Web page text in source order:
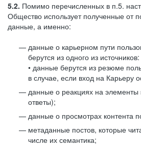
5.2. Помимо перечисленных в п.5.
Общество использует полученные от
данные, а именно:
данные о карьерном пути
берутся из одного из источников:
• данные берутся из резюме
в случае, если вход на Карьеру
данные о реакциях на элементы
ответы);
данные о просмотрах контента
метаданные постов, которые
числе их семантика;